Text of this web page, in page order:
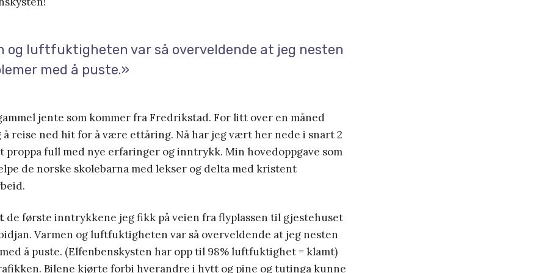
og luftfuktigheten var så overveldende at jeg nesten
med å puste.»
jente som kommer fra Fredrikstad. For litt over en måned
å reise ned hit for å være ettåring. Nå har jeg vært her nede i snart 2
proppa full med nye erfaringer og inntrykk. Min hovedoppgave som
de norske skolebarna med lekser og delta med kristent
de første inntrykkene jeg fikk på veien fra flyplassen til gjestehuset
Varmen og luftfuktigheten var så overveldende at jeg nesten
å puste. (Elfenbenskysten har opp til 98% luftfuktighet = klamt)
Bilene kjørte forbi hverandre i hytt og pine og tutinga kunne